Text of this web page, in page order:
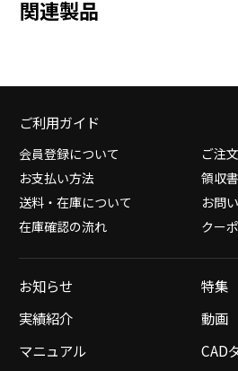
関連製品
ご利用ガイド
会員登録について
ご注
お支払い方法
領収
送料・在庫について
お問
在庫確認の流れ
クー
お知らせ
特集
実績紹介
動画
マニュアル
CAD